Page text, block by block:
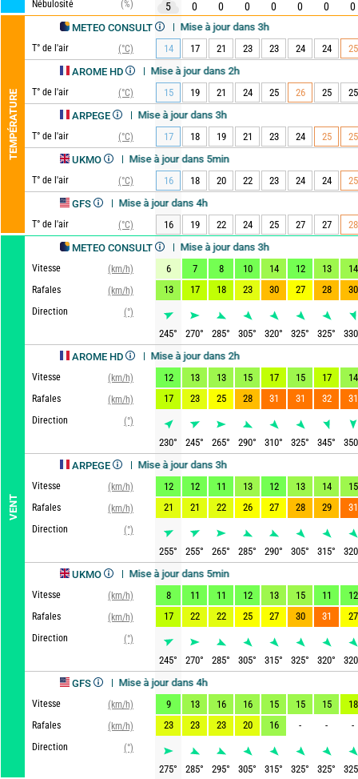
Nébulosité
(%)
TEMPÉRATURE
METEO CONSULT Mise à jour dans 3h
T° de l'air (°C)
AROME HD Mise à jour dans 2h
T° de l'air (°C)
Mise à jour dans 3h
T° de l'air (°C)
UKMO Mise à jour dans 5min
T° de l'air (°C)
Mise à jour dans 4h
T° de l'air (°C)
VENT
METEO CONSULT Mise à jour dans 3h
Vitesse
(km/h)
Rafales
(km/h)
Direction
(°)
AROME HD Mise à jour dans 2h
Vitesse
(km/h)
Rafales
(km/h)
Direction
(°)
Mise à jour dans 3h
Vitesse
(km/h)
Rafales
(km/h)
Direction
(°)
UKMO Mise à jour dans 5min
Vitesse
(km/h)
Rafales
(km/h)
Direction
(°)
Mise à jour dans 4h
Vitesse
(km/h)
Rafales
(km/h)
Direction
(°)
5
0 0 0 0 0 0 0
14 17 21 23 23 24 24 25
15 19 21 24 25 26 25 25
17 18 19 21 23 24 25 25
16 18 20 22 23 24 24 25
16 19 22 24 25 27 27 28
6 7 8 10 14 12 13
14
13
17 18 23 30 27 28 30
245° 270° 285° 305° 320° 325° 325° 330
12 13 13 15 17 15 17
14
17
23 25 28 31 31 32 31
230° 245° 265° 290° 310° 325° 345° 350
12 12 11 13 12 13 14
15
21
21 22 26 27 28 29 31
255° 255° 265° 285° 290° 305° 315° 320
8 11 11 12 13 15 11
12
17
22 22 25 27 30 31 27
245° 270° 285° 305° 315° 325° 320° 320
9 13 16 16 15 15 15
18
23
23 23 20 16 - - -
275° 285° 295° 305° 315° 325° 325° 325